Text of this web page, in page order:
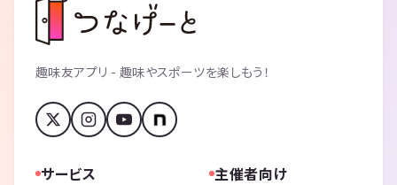
趣味友アプリ - 趣味やスポーツを楽しもう！
サービス 主催者向け